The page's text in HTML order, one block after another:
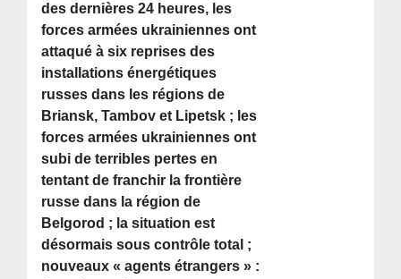
des dernières 24 heures, les
forces armées ukrainiennes ont
attaqué à six reprises des
installations énergétiques
russes dans les régions de
Briansk, Tambov et Lipetsk ; les
forces armées ukrainiennes ont
subi de terribles pertes en
tentant de franchir la frontière
russe dans la région de
Belgorod ; la situation est
désormais sous contrôle total ;
nouveaux « agents étrangers » :